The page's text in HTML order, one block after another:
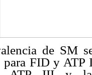
de SM
FID y